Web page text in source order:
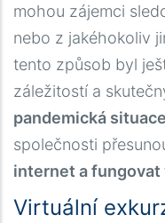
mohou zájemci
nebo z jakéhokoliv
tento způsob byl
záležitostí a
pandemická
společnosti
internet a fungovat
Virtuální